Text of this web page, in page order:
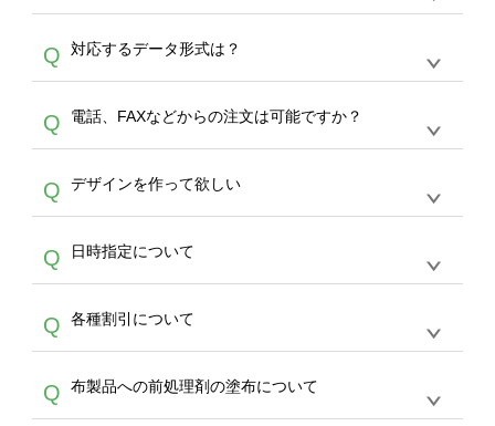
A
生産にて承っております。デザインツールから
デザインの作成から決済まで完了できます。
30枚以上やシルク印刷など、大口注文の場合
は、サポートが担当するエコバッグコンシェル
やタンブラーコンシェルをご利用ください。製
作する数量が多ければ多いほど、オンデマンド
サービスよりも低価格で製作することが可能で
す。
Q 対応するデータ形式は？
A
ドできるデータ形式は、JPG / PNG / AI / PSD /
PDF 形式になります。データの最大サイズ
写真などもアップロード可能です。使用できな
い画像はエラーになります。（※ Illustratorか
らの直接入稿には対応していません。AIで保存
し、デザインツールからアップロードして下さ
い）
Q 電話、FAXなどからの注文は可能ですか？
A
文のみ受け付けております。30個以上のご製
作をお考えの方は、サポートが担当するエコバ
スをご利用頂ければ、電話やFAX、メールなど
でご注文が可能です。
Q デザインを作って欲しい
A
を作って欲しい。などの場合は、製作数量が
30個以上であれば、サポート担当が、デザイ
バッグコンシェル
サー
ビスをご利用ください。(※ 30個以下の場合
は、デザインツールをご利用ください)
Q 日時指定について
A
ん。発送後18時以降に配送業者・伝票番号を
メールでお知らせいたしますので、直接配送業
者にご連絡いただき調整をお願い致します。
Q 各種割引について
A
カート内で自動的に割引(最大50%)が適用され
ます。 【付与ポイント】購入金額の1％が1ポ
Q 布製品への前処理剤の塗布について